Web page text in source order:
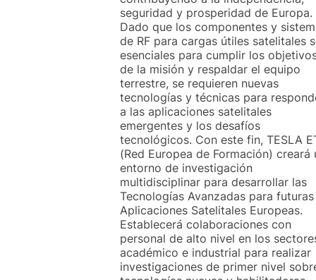
seguridad y prosperidad de Europa.
Dado que los componentes y
de RF para cargas útiles satelitales
esenciales para cumplir los
de la misión y respaldar el equipo
terrestre, se requieren nuevas
tecnologías y técnicas para
a las aplicaciones satelitales
emergentes y los desafíos
tecnológicos. Con este fin, TESLA
(Red Europea de Formación) creará
entorno de investigación
multidisciplinar para desarrollar las
Tecnologías Avanzadas para futuras
Aplicaciones Satelitales Europeas.
Establecerá colaboraciones con
personal de alto nivel en los
académico e industrial para realizar
investigaciones de primer nivel